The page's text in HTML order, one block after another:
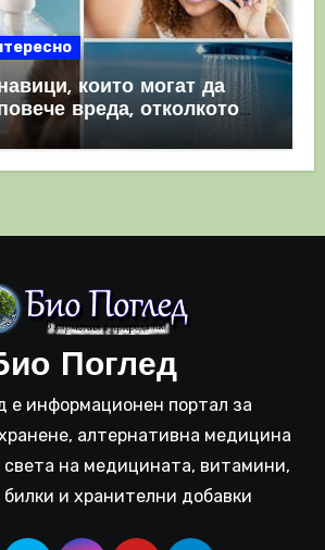
които могат да
вреда, отколкото
Поглед
е информационен портал за
алтернативна медицина
света на медицината, витамини,
и хранителни добавки